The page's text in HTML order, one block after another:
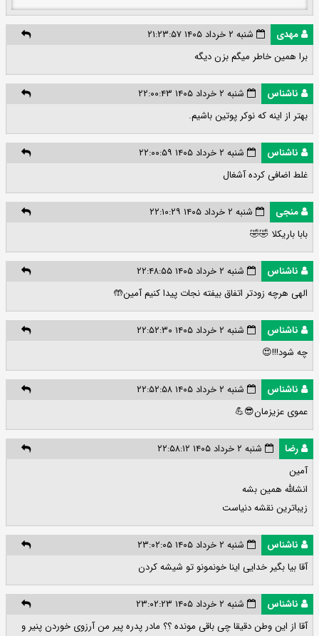
مهدی
شنبه ۲ خرداد ۱۴۰۵ ۲۱:۲۳:۵۷
برا همین خاطر میگم بزن دیگه
ناشناس
شنبه ۲ خرداد ۱۴۰۵ ۲۲:۰۰:۴۳
بهتر از اینه که نوکر پوتین باشیم.
ناشناس
شنبه ۲ خرداد ۱۴۰۵ ۲۲:۰۰:۵۹
غلط اضافی کرده آشغال
منجی
شنبه ۲ خرداد ۱۴۰۵ ۲۲:۱۰:۲۹
بابا باریکلا 🤣🤣
ناشناس
شنبه ۲ خرداد ۱۴۰۵ ۲۲:۴۸:۵۵
الهی هرچه زودتر اتفاق بیفته نجات پیدا کنیم آمین🤲
ناشناس
شنبه ۲ خرداد ۱۴۰۵ ۲۲:۵۲:۳۰
چه شود!!!😍
ناشناس
شنبه ۲ خرداد ۱۴۰۵ ۲۲:۵۲:۵۸
عموی عزیزمان😎💪
رضا
شنبه ۲ خرداد ۱۴۰۵ ۲۲:۵۸:۱۲
آمین
انشالله همین بشه
زیباترین نقشه دنیاست
ناشناس
شنبه ۲ خرداد ۱۴۰۵ ۲۳:۰۲:۰۵
آقا بیا بگیر خدایی اینا خونمونو تو شیشه کردن
ناشناس
شنبه ۲ خرداد ۱۴۰۵ ۲۳:۰۲:۲۳
آقا از این وطن دقیقا چی باقی مونده ؟؟ مادر پدره پیر من آرزوی خوردن پنیر و